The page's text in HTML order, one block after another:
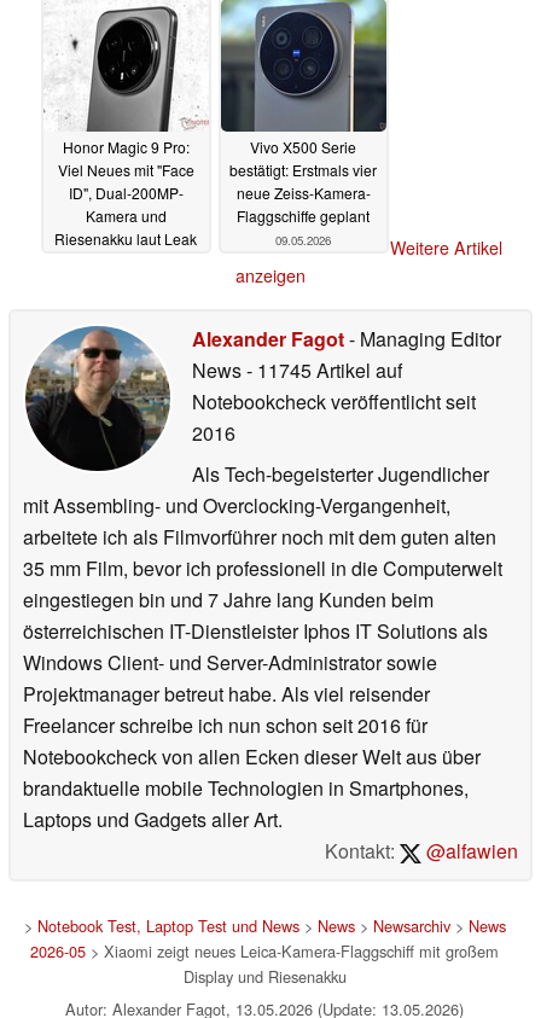
Honor Magic 9 Pro:
Viel Neues mit "Face
ID", Dual-200MP-
Kamera und
Riesenakku laut Leak
Vivo X500 Serie
bestätigt: Erstmals vier
neue Zeiss-Kamera-
Flaggschiffe geplant
09.05.2026
Weitere Artikel
anzeigen
Alexander Fagot- Managing Editor
News- 11745 Artikel auf
Notebookcheck veröffentlichtseit
2016
Als Tech-begeisterter Jugendlicher
mit Assembling- und Overclocking-Vergangenheit,
arbeitete ich als Filmvorführer noch mit dem guten alten
35 mm Film, bevor ich professionell in die Computerwelt
eingestiegen bin und 7 Jahre lang Kunden beim
österreichischen IT-Dienstleister Iphos IT Solutions als
Windows Client- und Server-Administrator sowie
Projektmanager betreut habe. Als viel reisender
Freelancer schreibe ich nun schon seit 2016 für
Notebookcheck von allen Ecken dieser Welt aus über
brandaktuelle mobile Technologien in Smartphones,
Laptops und Gadgets aller Art.
Kontakt:
@alfawien
> Notebook Test, Laptop Test und News> News> Newsarchiv> News
2026-05 > Xiaomi zeigt neues Leica-Kamera-Flaggschiff mit großem
Display und Riesenakku
Autor: Alexander Fagot, 13.05.2026 (Update: 13.05.2026)